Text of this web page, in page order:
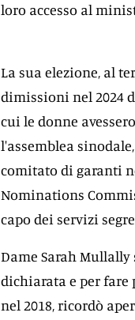
loro accesso al
La sua elezione, al
dimissioni nel 2024
cui le donne
l'assemblea
comitato di garanti
Nominations
capo dei servizi
Dame Sarah
dichiarata e per fare
nel 2018, ricordò